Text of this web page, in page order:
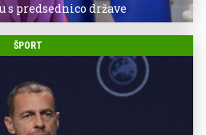
s predsednico države
ŠPORT